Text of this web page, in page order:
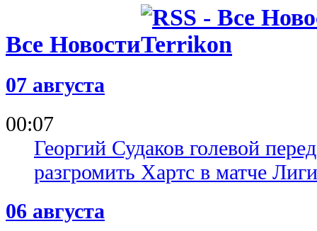
Все Новости
07 августа
00:07
Георгий Судаков голевой
разгромить Хартс в матче
06 августа